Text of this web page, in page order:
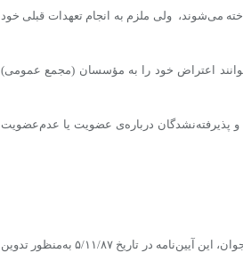
می‌شوند، ولی ملزم به انجام تعهدات قبلی خود
اعتراض خود را به مؤسسان (مجمع عمومی)
پذیرفته‌نشدگان درباره‌ی عضویت یا عدم‌عضویت
در اجرای تبصره‌ی ۱ ماده‌ی ۱۰ اساس‌نامه‌ی انجمن نویسندگان کودک و نوجوان، این آیین‌نامه در تاریخ ۵/۱۱/۸۷ به‌منظور تدوین